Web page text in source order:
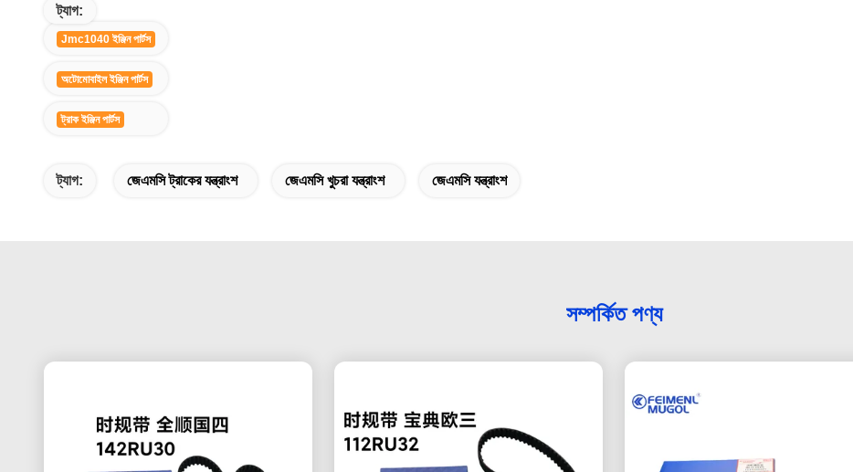
ট্যাগ:
Jmc1040 ইঞ্জিন পার্টস
অটোমোবাইল ইঞ্জিন পার্টস
ট্রাক ইঞ্জিন পার্টস
ট্যাগ: জেএমসি ট্রাকের যন্ত্রাংশ জেএমসি খুচরা যন্ত্রাংশ জেএমসি যন্ত্রাংশ
সম্পর্কিত পণ্য